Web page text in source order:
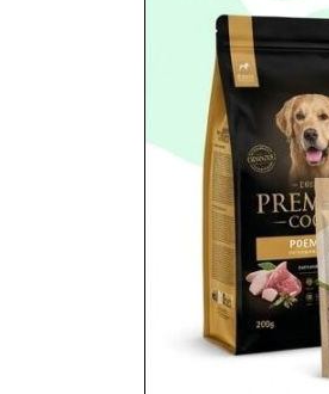
Dużo dla
króliczka?